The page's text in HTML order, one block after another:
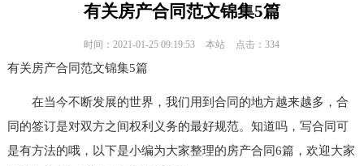
有关房产合同范文锦集5篇
时间：2021-01-25 09:19:53 本站 点击：334
有关房产合同范文锦集5篇
在当今不断发展的世界，我们用到合同的地方越来越多，合
同的签订是对双方之间权利义务的最好规范。知道吗，写合同可
是有方法的哦，以下是小编为大家整理的房产合同6篇，欢迎大家